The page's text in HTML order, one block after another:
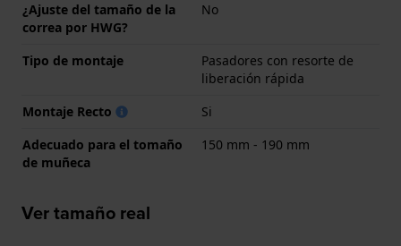
¿Ajuste del tamaño de la
correa por HWG?
No
Tipo de montaje
Pasadores con resorte de
liberación rápida
Montaje Recto
Si
Adecuado para el tomaño
de muñeca
150 mm - 190 mm
Ver tamaño real